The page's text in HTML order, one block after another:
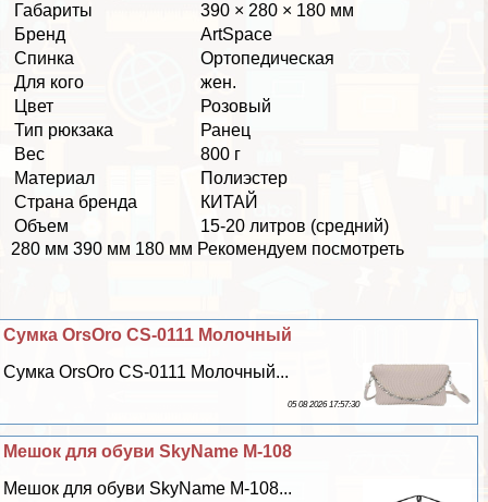
Габариты
390 × 280 × 180 мм
Бренд
ArtSpace
Спинка
Ортопедическая
Для кого
жен.
Цвет
Розовый
Тип рюкзака
Ранец
Вес
800 г
Материал
Полиэстер
Страна бренда
КИТАЙ
Объем
15-20 литров (средний)
280 мм 390 мм 180 мм Рекомендуем посмотреть
Сумка OrsOro CS-0111 Молочный
Сумка OrsOro CS-0111 Молочный...
05 08 2026 17:57:30
Мешок для обуви SkyName M-108
Мешок для обуви SkyName M-108...